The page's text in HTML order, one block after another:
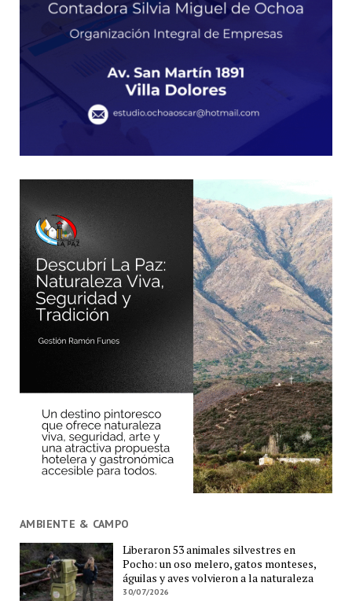
AMBIENTE & CAMPO
Liberaron 53 animales silvestres en
Pocho: un oso melero, gatos monteses,
águilas y aves volvieron a la naturaleza
30/07/2026